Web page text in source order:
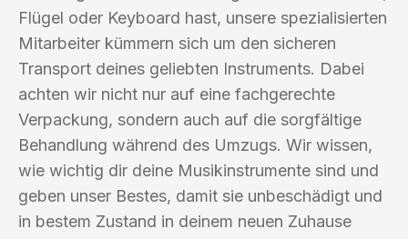
Flügel oder Keyboard hast, unsere spezialisierten
Mitarbeiter kümmern sich um den sicheren
Transport deines geliebten Instruments. Dabei
achten wir nicht nur auf eine fachgerechte
Verpackung, sondern auch auf die sorgfältige
Behandlung während des Umzugs. Wir wissen,
wie wichtig dir deine Musikinstrumente sind und
geben unser Bestes, damit sie unbeschädigt und
in bestem Zustand in deinem neuen Zuhause